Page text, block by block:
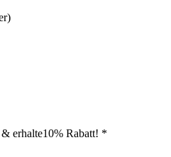
erhalte10% Rabatt! *